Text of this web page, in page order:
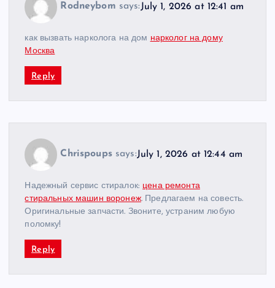
Rodneybom says: July 1, 2026 at 12:41 am
как вызвать нарколога на дом нарколог на дому
Москва
Reply
Chrispoups says:July 1, 2026 at 12:44 am
Надежный сервис стиралок: цена ремонта
стиральных машин воронеж. Предлагаем на совесть.
Оригинальные запчасти. Звоните, устраним любую
поломку!
Reply